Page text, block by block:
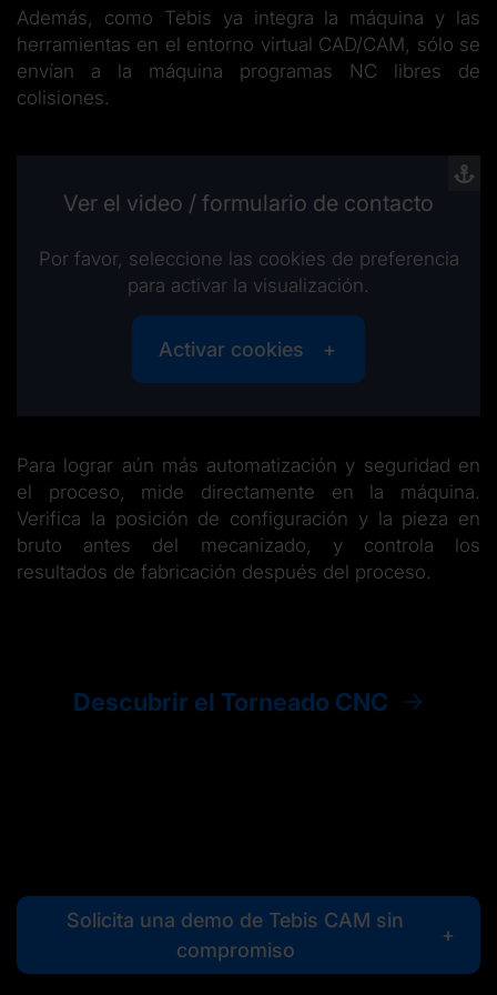
Además, como Tebis ya integra la máquina y las
herramientas en el entorno virtual CAD/CAM, sólo se
envían a la máquina programas NC libres de
colisiones.
Para lograr aún más automatización y seguridad en
el proceso, mide directamente en la máquina.
Verifica la posición de configuración y la pieza en
bruto antes del mecanizado, y controla los
resultados de fabricación después del proceso.
Ver el video / formulario de contacto
Por favor, seleccione las cookies de preferencia
para activar la visualización.
Activar cookies
Descubrir el Torneado CNC
Solicita una demo de Tebis CAM sin
compromiso